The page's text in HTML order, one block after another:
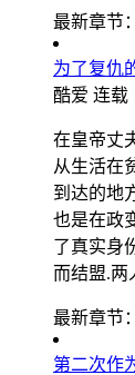
最新章节：
为了复仇
酷爱 连载
在皇帝丈
从生活在
到达的地
也是在政
了真实身
而结盟.两
最新章节：
第二次作